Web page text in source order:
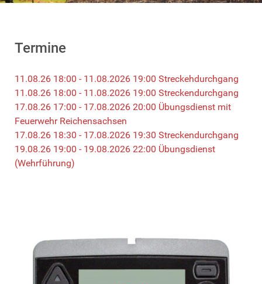
Termine
11.08.26 18:00 - 11.08.2026 19:00 Streckehdurchgang
11.08.26 18:00 - 11.08.2026 19:00 Streckendurchgang
17.08.26 17:00 - 17.08.2026 20:00 Übungsdienst mit
Feuerwehr Reichensachsen
17.08.26 18:30 - 17.08.2026 19:30 Streckendurchgang
19.08.26 19:00 - 19.08.2026 22:00 Übungsdienst
(Wehrführung)